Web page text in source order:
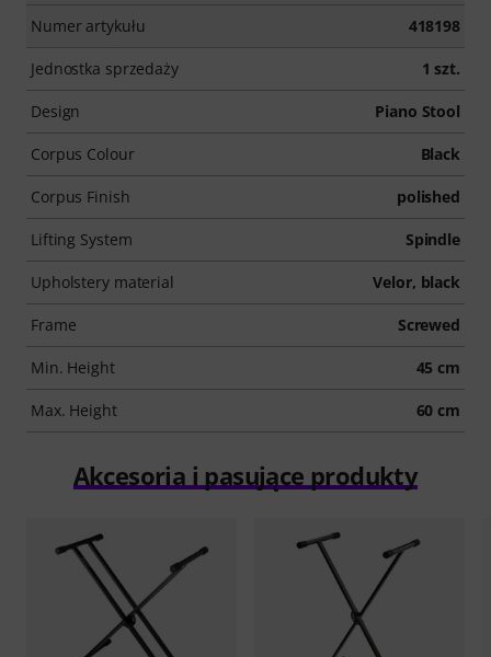
Numer artykułu 418198
Jednostka sprzedaży 1 szt.
Design Piano Stool
Corpus Colour Black
Corpus Finish polished
Lifting System Spindle
Upholstery material Velor, black
Frame Screwed
Min. Height 45 cm
Max. Height 60 cm
Akcesoria i pasujące produkty